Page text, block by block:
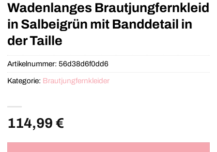
Wadenlanges Brautjungfernkleid
in Salbeigrün mit Banddetail in
der Taille
114,99 €
Artikelnummer: 56d38d6f0dd6
Kategorie: Brautjungfernkleider